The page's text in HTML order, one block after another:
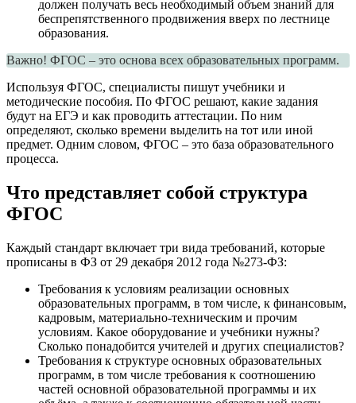
должен получать весь необходимый объем знаний для
беспрепятственного продвижения вверх по лестнице
образования.
Важно! ФГОС – это основа всех образовательных программ.
Используя ФГОС, специалисты пишут учебники и
методические пособия. По ФГОС решают, какие задания
будут на ЕГЭ и как проводить аттестации. По ним
определяют, сколько времени выделить на тот или иной
предмет. Одним словом, ФГОС – это база образовательного
процесса.
Что представляет собой структура
ФГОС
Каждый стандарт включает три вида требований, которые
прописаны в ФЗ от 29 декабря 2012 года №273-ФЗ:
Требования к условиям реализации основных
образовательных программ, в том числе, к финансовым,
кадровым, материально-техническим и прочим
условиям. Какое оборудование и учебники нужны?
Сколько понадобится учителей и других специалистов?
Требования к структуре основных образовательных
программ, в том числе требования к соотношению
частей основной образовательной программы и их